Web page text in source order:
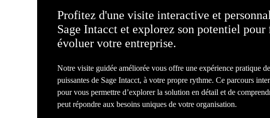
Profitez d'une visite interactive et
Sage Intacct et explorez son potentiel pour
évoluer votre entreprise.
Notre visite guidée améliorée vous offre une expérience pratique
puissantes de Sage Intacct, à votre propre rythme. Ce parcours
pour vous permettre d’explorer la solution en détail et de
peut répondre aux besoins uniques de votre organisation.